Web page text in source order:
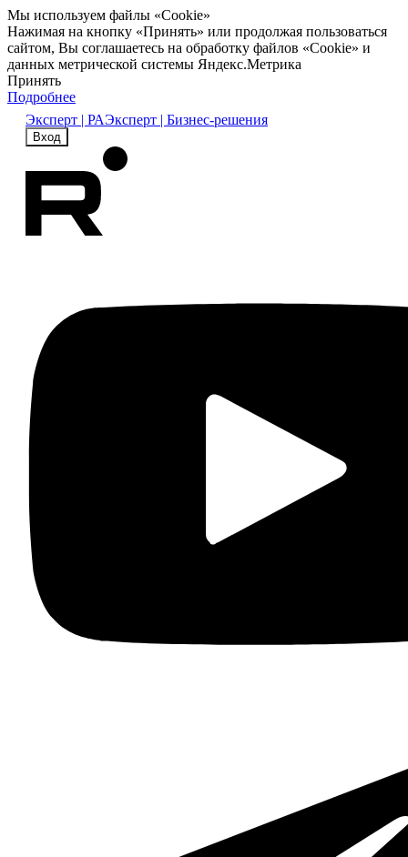
Мы используем файлы «Cookie»
Нажимая на кнопку «Принять» или продолжая пользоваться
сайтом, Вы соглашаетесь на обработку файлов «Cookie» и
данных метрической системы Яндекс.Метрика
Принять
Подробнее
Эксперт | РАЭксперт | Бизнес-решения
Вход